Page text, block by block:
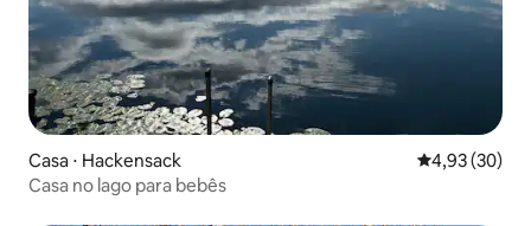
Casa ⋅ Hackensack 4,93 de uma
4,93 (30)
Casa no lago para bebês